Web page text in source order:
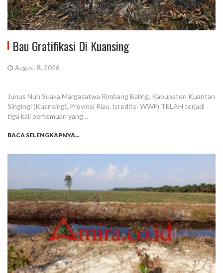
Bau Gratifikasi Di Kuansing
August 8, 2026
Junus Nuh Suaka Margasatwa Rimbang Baling, Kabupaten Kuantan
Singingi (Kuansing), Provinsi Riau. (credits: WWF) TELAH terjadi
tiga kali pertemuan yang…
BACA SELENGKAPNYA...